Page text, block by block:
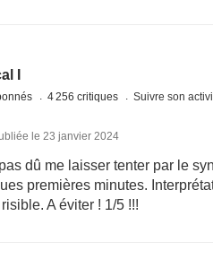
I
4 256 critiques Suivre son
le 23 janvier 2024
dû me laisser tenter par le
premières minutes.
A éviter ! 1/5 !!!